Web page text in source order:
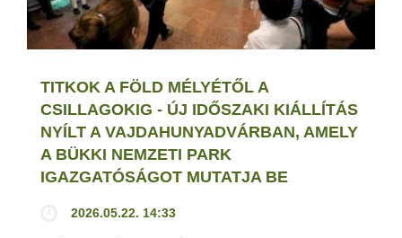
TITKOK A FÖLD MÉLYÉTŐL A
CSILLAGOKIG - ÚJ IDŐSZAKI KIÁLLÍTÁS
NYÍLT A VAJDAHUNYADVÁRBAN, AMELY
A BÜKKI NEMZETI PARK
IGAZGATÓSÁGOT MUTATJA BE
2026.05.22. 14:33